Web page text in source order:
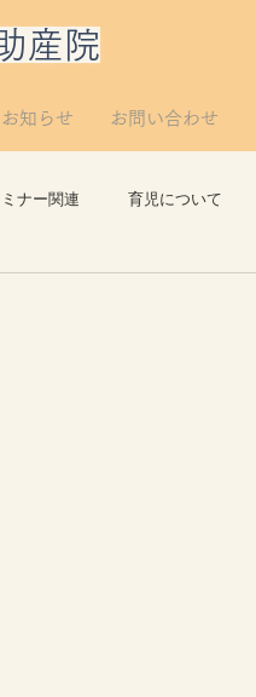
産院
お知らせ お問い合わせ
ナー関連 育児について